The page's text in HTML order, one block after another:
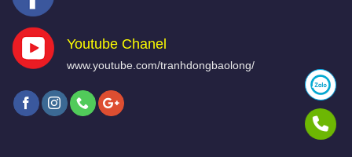
Youtube Chanel
www.youtube.com/tranhdongbaolong/